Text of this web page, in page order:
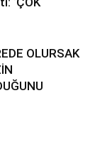
OLURSAK